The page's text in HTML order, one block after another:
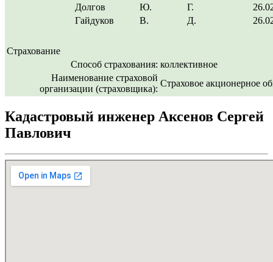
Долгов
Ю. Г.
Гайдуков
В. Д.
Страхование
Способ страхования: коллективное
Наименование страховой
организации (страховщика):
Страховое акционерное
Кадастровый инженер Аксенов Сергей
Павлович